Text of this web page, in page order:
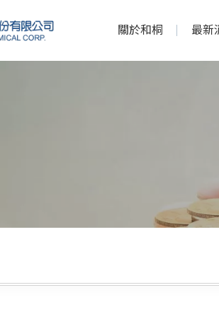
關於和桐 最新